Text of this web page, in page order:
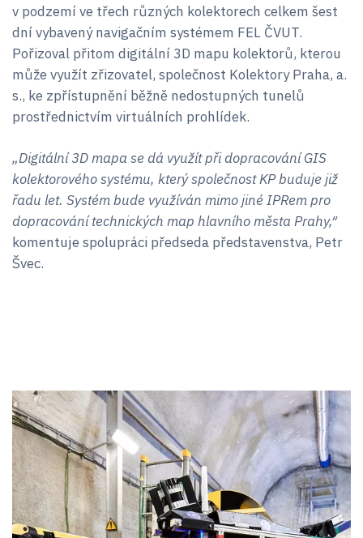
v podzemí ve třech různých kolektorech celkem šest
dní vybavený navigačním systémem FEL ČVUT.
Pořizoval přitom digitální 3D mapu kolektorů, kterou
může využít zřizovatel, společnost Kolektory Praha, a.
s., ke zpřístupnění běžně nedostupných tunelů
prostřednictvím virtuálních prohlídek.
„Digitální 3D mapa se dá využít při dopracování GIS
kolektorového systému, který společnost KP buduje již
řadu let. Systém bude využíván mimo jiné IPRem pro
dopracování technických map hlavního města Prahy,″
komentuje spolupráci předseda představenstva, Petr
Švec.